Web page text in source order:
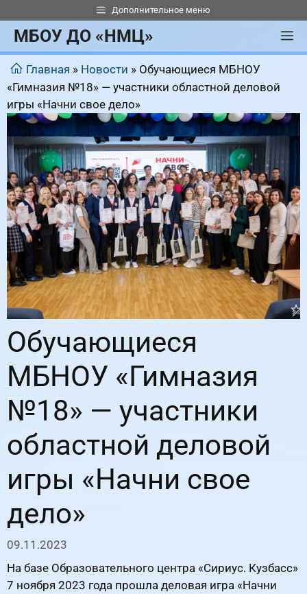
к
содержимому
Дополнительное меню
МБОУ ДО «НМЦ»
Главная » Новости » Обучающиеся МБНОУ
«Гимназия №18» — участники областной деловой
игры «Начни свое дело»
Обучающиеся
МБНОУ «Гимназия
№18» — участники
областной деловой
игры «Начни свое
дело»
09.11.2023
На базе Образовательного центра «Сириус. Кузбасс»
7 ноября 2023 года прошла деловая игра «Начни